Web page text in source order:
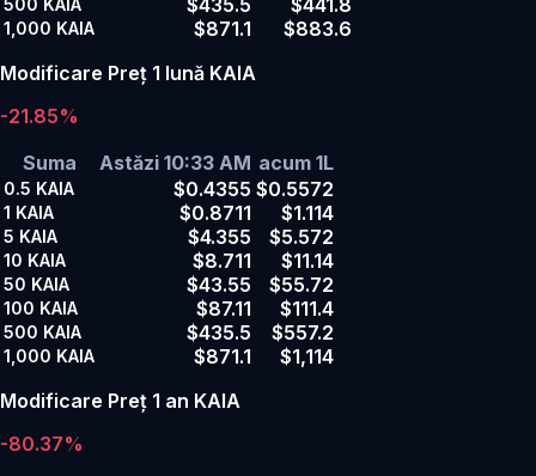
1,000 KAIA $871.1
$883.6
Modificare Preț 1 lună KAIA
-21.85%
Suma
Astăzi 10:33 AM acum 1L
0.5 KAIA $0.4355 $0.5572
1 KAIA $0.8711 $1.114
5 KAIA $4.355 $5.572
10 KAIA $8.711 $11.14
50 KAIA $43.55 $55.72
100 KAIA $87.11 $111.4
500 KAIA $435.5 $557.2
1,000 KAIA $871.1
$1,114
Modificare Preț 1 an KAIA
-80.37%